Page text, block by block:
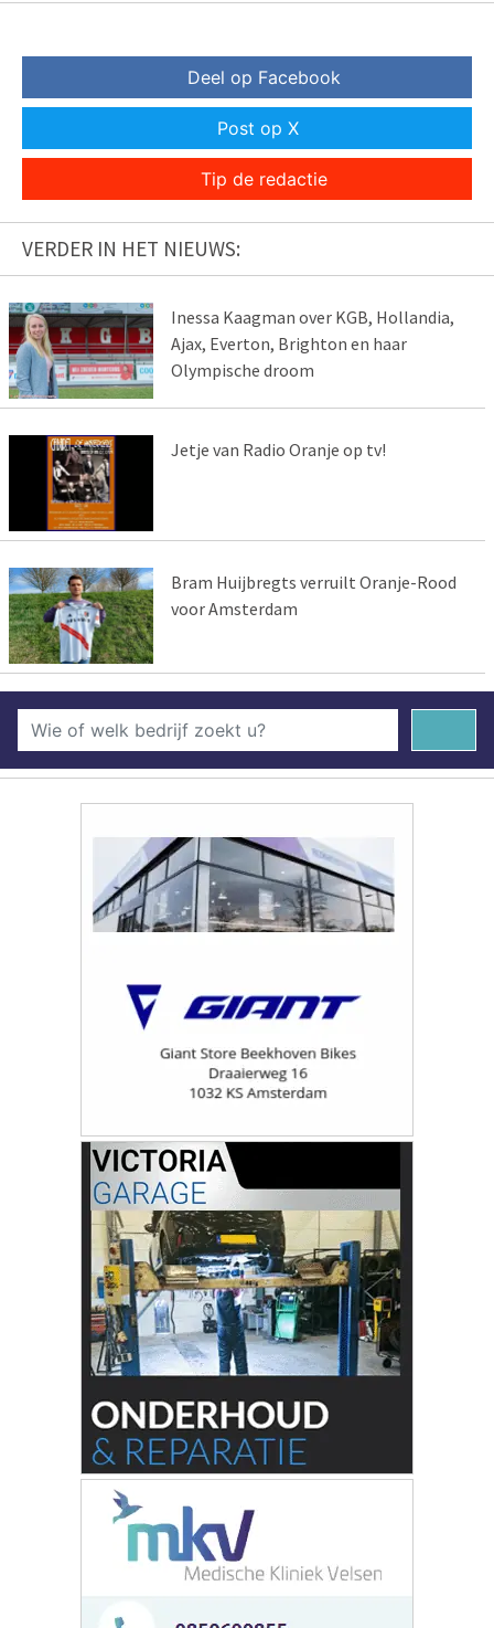
Deel op Facebook
Post op X
Tip de redactie
VERDER IN HET NIEUWS:
Inessa Kaagman over KGB, Hollandia,
Ajax, Everton, Brighton en haar
Olympische droom
Jetje van Radio Oranje op tv!
Bram Huijbregts verruilt Oranje-Rood
voor Amsterdam